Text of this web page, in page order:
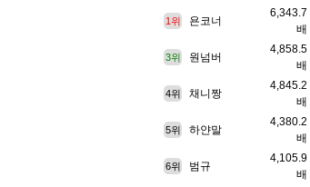
1위 욘코너
6,343.7
배
3위 원넘버
4,858.5
배
4위 채니짱
4,845.2
배
5위 하얀말
4,380.2
배
6위 범규
4,105.9
배